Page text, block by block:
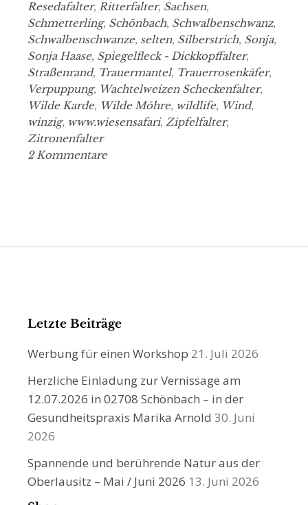
Resedafalter, Ritterfalter, Sachsen,
Schmetterling, Schönbach, Schwalbenschwanz,
Schwalbenschwanze, selten, Silberstrich, Sonja,
Sonja Haase, Spiegelfleck - Dickkopffalter,
Straßenrand, Trauermantel, Trauerrosenkäfer,
Verpuppung, Wachtelweizen Scheckenfalter,
Wilde Karde, Wilde Möhre, wildlife, Wind,
winzig, www.wiesensafari, Zipfelfalter,
Zitronenfalter
2 Kommentare
Letzte Beiträge
Werbung für einen Workshop 21. Juli 2026
Herzliche Einladung zur Vernissage am
12.07.2026 in 02708 Schönbach – in der
Gesundheitspraxis Marika Arnold 30. Juni
2026
Spannende und berührende Natur aus der
Oberlausitz – Mai / Juni 2026 13. Juni 2026